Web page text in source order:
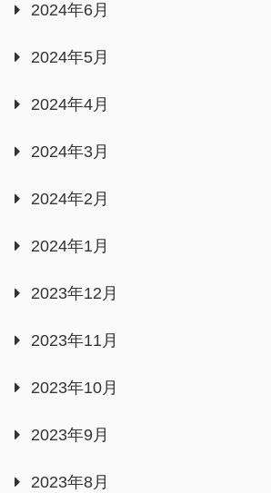
2024年6月
2024年5月
2024年4月
2024年3月
2024年2月
2024年1月
2023年12月
2023年11月
2023年10月
2023年9月
2023年8月